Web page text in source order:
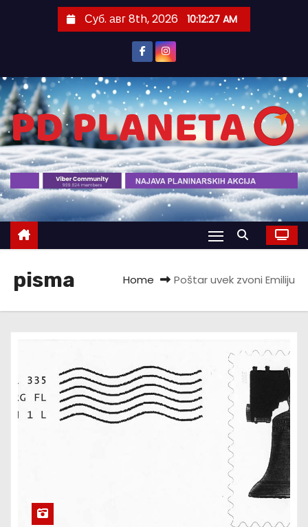
t
o
c
o
n
t
e
n
Суб. авг 8th, 2026 10:12:27 AM
pisma Home Poštar uvek zvoni Emiliju